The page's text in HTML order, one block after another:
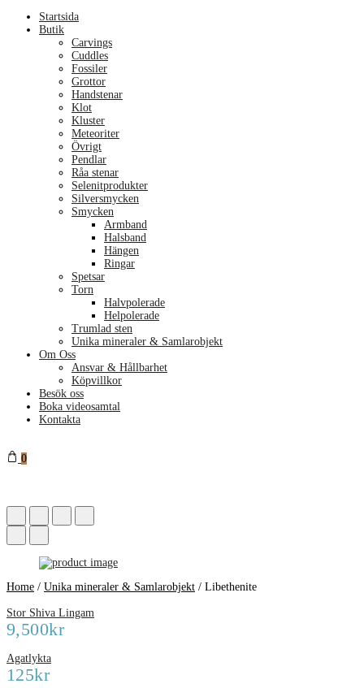
Menu
Startsida
Butik
Carvings
Cuddles
Fossiler
Grottor
Handstenar
Klot
Kluster
Meteoriter
Övrigt
Pendlar
Råa stenar
Selenitprodukter
Silversmycken
Smycken
Armband
Halsband
Hängen
Ringar
Spetsar
Torn
Halvpolerade
Helpolerade
Trumlad sten
Unika mineraler & Samlarobjekt
Om Oss
Ansvar & Hållbarhet
Köpvillkor
Besök oss
Boka videosamtal
Kontakta
0
Home / Unika mineraler & Samlarobjekt / Libethenite
Stor Shiva Lingam
9,500kr
Agatlykta
125kr